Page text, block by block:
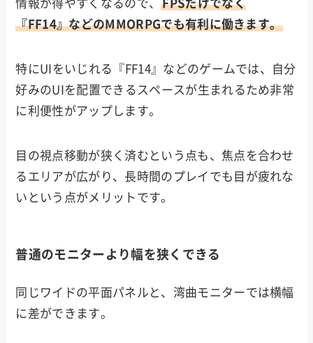
情報が得やすくなるので、FPSだけでなく
『FF14』などのMMORPGでも有利に働きます。
特にUIをいじれる『FF14』などのゲームでは、自分
好みのUIを配置できるスペースが生まれるため非常
に利便性がアップします。
目の視点移動が狭く済むという点も、焦点を合わせ
るエリアが広がり、長時間のプレイでも目が疲れな
いという点がメリットです。
普通のモニターより幅を狭くできる
同じワイドの平面パネルと、湾曲モニターでは横幅
に差ができます。